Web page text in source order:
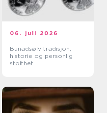
06. juli 2026
Bunadsølv tradisjon,
historie og personlig
stolthet